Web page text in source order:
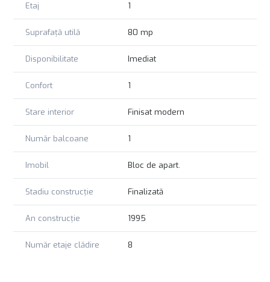
Etaj 1
Suprafață utilă 80 mp
Disponibilitate Imediat
Confort 1
Stare interior Finisat modern
Număr balcoane 1
Imobil Bloc de apart.
Stadiu construcție Finalizată
An construcție 1995
Număr etaje clădire 8